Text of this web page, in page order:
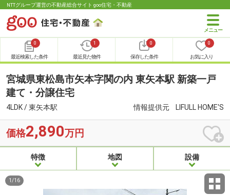
NTTグループ運営の不動産総合サイト goo住宅・不動産
0
最近検索した条件
1
最近見た物件
0
保存した条件
0
お気に入り
宮城県東松島市矢本字関の内 東矢本駅 新築一戸
建て・分譲住宅
4LDK / 東矢本駅 情報提供元 LIFULL HOME'S
価格2,890万円
特徴 地図 設備
1 /16